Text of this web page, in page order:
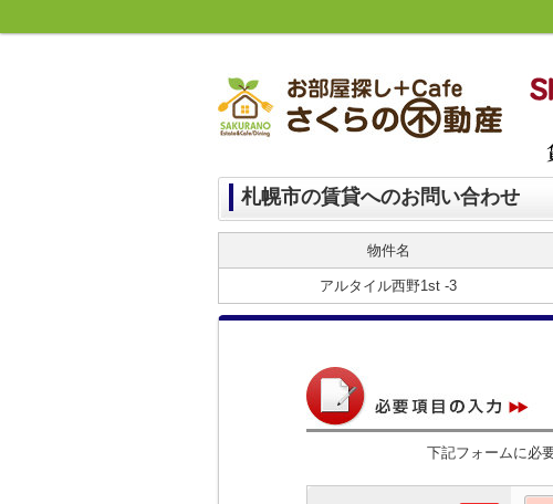
札幌市の賃貸へのお問い合わせ
物件名
アルタイル西野1st ‐3
下記フォームに必